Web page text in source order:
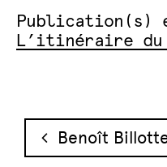
Publication(s)
L’itinéraire du
Benoît